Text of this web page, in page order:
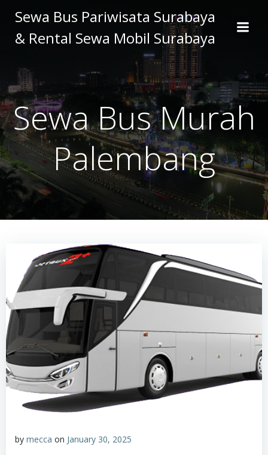
to
content
Sewa Bus Pariwisata Surabaya
& Rental Sewa Mobil Surabaya
Sewa Bus Murah
Palembang
by mecca on January 30, 2025